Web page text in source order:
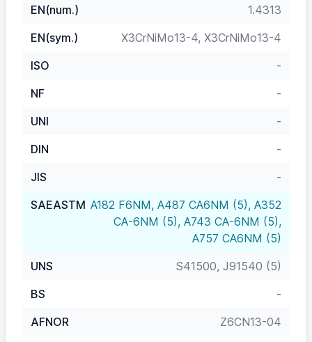
EN(num.)
1.4313
EN(sym.)
X3CrNiMo13-4, X3CrNiMo13-4
ISO
-
NF
-
UNI
-
DIN
-
JIS
-
SAEASTM A182 F6NM, A487 CA6NM (5), A352
CA-6NM (5), A743 CA-6NM (5),
A757 CA6NM (5)
UNS
S41500, J91540 (5)
BS
-
AFNOR
Z6CN13-04